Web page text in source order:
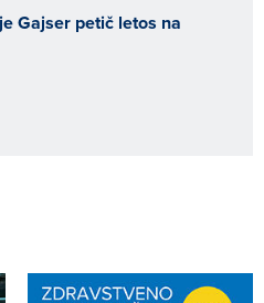
Gajser petič letos na